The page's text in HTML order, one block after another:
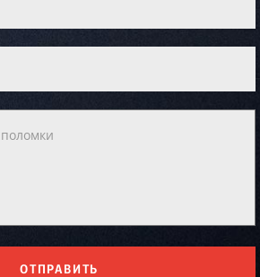
ОТПРАВИТЬ